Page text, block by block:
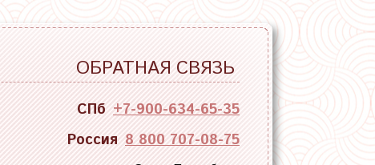
ОБРАТНАЯ СВЯЗЬ
СПб +7-900-634-65-35
Россия 8 800 707-08-75